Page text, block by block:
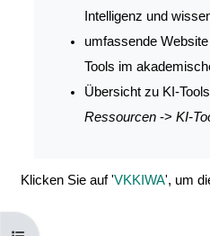
Intelligenz und
umfassende
Tools im
Übersicht zu KI-
Ressourcen -> KI-
Klicken Sie auf 'VKKIWA', um